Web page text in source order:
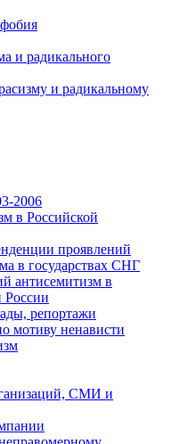
и радикального
и радикальному
2006
в Российской
проявлений
в государствах СНГ
антисемитизм в
России
репортажи
мотиву ненависти
СМИ и